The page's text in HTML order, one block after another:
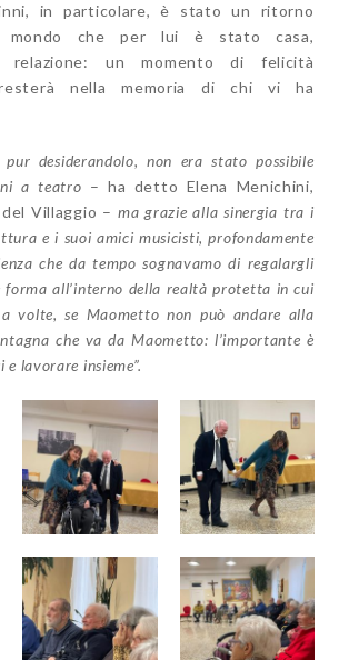
in particolare, è stato un ritorno
mondo che per lui è stato casa,
relazione: un momento di felicità
nella memoria di chi vi ha
desiderandolo, non era stato possibile
a teatro – ha detto Elena Menichini,
Villaggio – ma grazie alla sinergia tra i
e i suoi amici musicisti, profondamente
che da tempo sognavamo di regalargli
forma all’interno della realtà protetta in cui
volte, se Maometto non può andare alla
che va da Maometto: l’importante è
lavorare insieme”.